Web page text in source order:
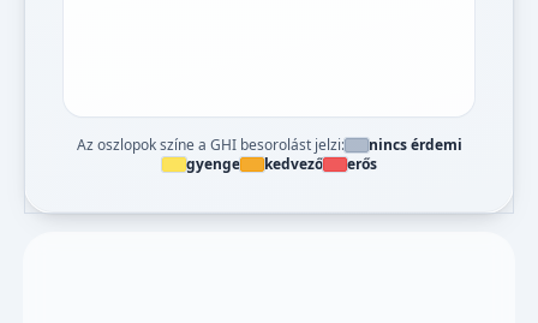
Az oszlopok színe a GHI besorolást jelzi:
nincs érdemi
gyenge
kedvező erős